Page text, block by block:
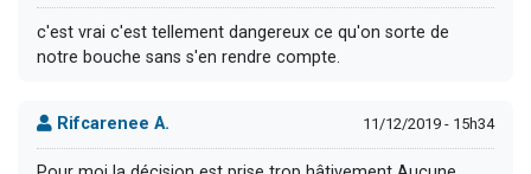
c'est vrai c'est tellement dangereux ce qu'on sorte de
notre bouche sans s'en rendre compte.
Rifcarenee A. 11/12/2019 - 15h34